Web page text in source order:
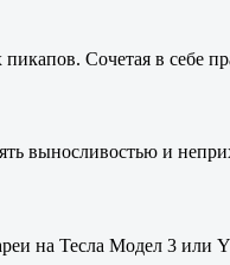
Сочетая в себе
выносливостью и
на Тесла Модел 3 или